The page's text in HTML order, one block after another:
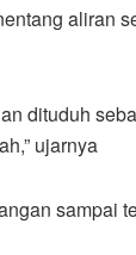
aliran
dituduh
ujarnya
sampai